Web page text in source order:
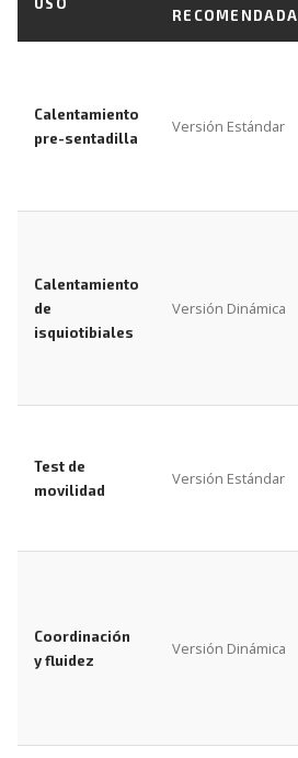
RECOMENDADA
Calentamiento
pre-sentadilla
Versión Estándar
Calentamiento
de
isquiotibiales
Versión Dinámica
Test de
movilidad
Versión Estándar
Coordinación
y fluidez
Versión Dinámica